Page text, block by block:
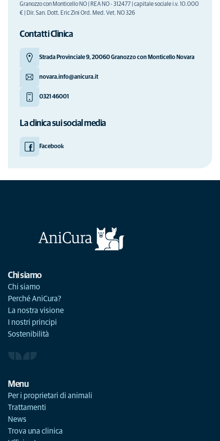
Granozzo con Monticello NO | REA NO - 312477 | capitale sociale i.v. 10.000
€ | Dir. San. Dott. Eric Zini Ord. Med. Vet. NO 326
Contatti Clinica
Strada Provinciale 9, 20060 Granozzo con Monticello Novara
novara.info@anicura.it
0321 46001
La clinica sui social media
Facebook
Chi siamo
Chi siamo
Perché AniCura?
La nostra visione
I nostri principi
Sostenibilità
Menu
Per i proprietari di animali
Trattamenti
News
Trova una clinica